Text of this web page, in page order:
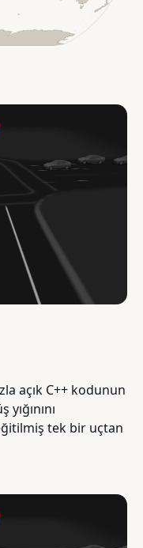
açık C++ kodunun
tek bir uçtan